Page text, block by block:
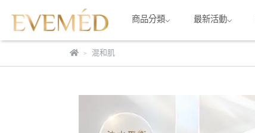
商品分類⌵ 最新活動⌵
混和肌